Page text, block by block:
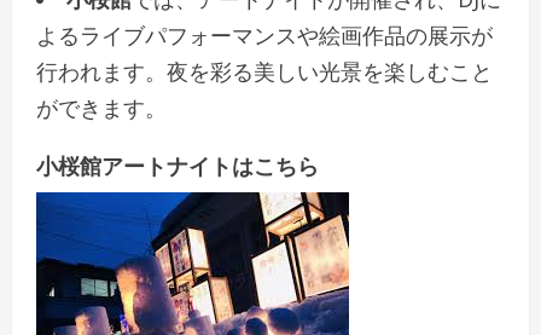
よるライブパフォーマンスや絵画作品の展示が
行われます。夜を彩る美しい光景を楽しむこと
ができます。
小桜館アートナイトはこちら